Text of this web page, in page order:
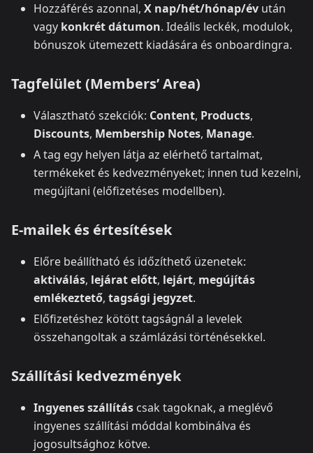
Hozzáférés azonnal, X nap/hét/hónap/év után
vagy konkrét dátumon. Ideális leckék, modulok,
bónuszok ütemezett kiadására és onboardingra.
Tagfelület (Members’ Area)
Választható szekciók: Content, Products,
Discounts, Membership Notes, Manage.
A tag egy helyen látja az elérhető tartalmat,
termékeket és kedvezményeket; innen tud kezelni,
megújítani (előfizetéses modellben).
E‑mailek és értesítések
Előre beállítható és időzíthető üzenetek:
aktiválás, lejárat előtt, lejárt, megújítás
emlékeztető, tagsági jegyzet.
Előfizetéshez kötött tagságnál a levelek
összehangoltak a számlázási történésekkel.
Szállítási kedvezmények
Ingyenes szállítás csak tagoknak, a meglévő
ingyenes szállítási móddal kombinálva és
jogosultsághoz kötve.